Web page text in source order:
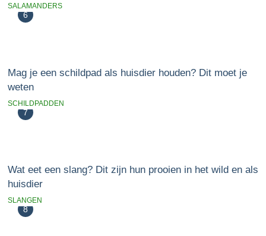
SALAMANDERS
6
Mag je een schildpad als huisdier houden? Dit moet je
weten
SCHILDPADDEN
7
Wat eet een slang? Dit zijn hun prooien in het wild en als
huisdier
SLANGEN
8